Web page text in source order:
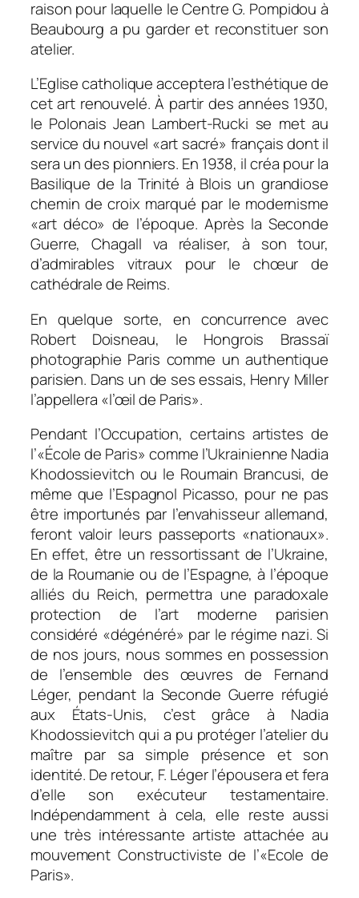
raison pour laquelle le Centre G. Pompidou à
Beaubourg a pu garder et reconstituer son
atelier.
L’Eglise catholique acceptera l’esthétique de
cet art renouvelé. À partir des années 1930,
le Polonais Jean Lambert-Rucki se met au
service du nouvel «art sacré» français dont il
sera un des pionniers. En 1938, il créa pour la
Basilique de la Trinité à Blois un grandiose
chemin de croix marqué par le modernisme
«art déco» de l’époque. Après la Seconde
Guerre, Chagall va réaliser, à son tour,
d’admirables vitraux pour le chœur de
cathédrale de Reims.
En quelque sorte, en concurrence avec
Robert Doisneau, le Hongrois Brassaï
photographie Paris comme un authentique
parisien. Dans un de ses essais, Henry Miller
l’appellera «l’œil de Paris».
Pendant l’Occupation, certains artistes de
l’«École de Paris» comme l’Ukrainienne Nadia
Khodossievitch ou le Roumain Brancusi, de
même que l’Espagnol Picasso, pour ne pas
être importunés par l’envahisseur allemand,
feront valoir leurs passeports «nationaux».
En effet, être un ressortissant de l’Ukraine,
de la Roumanie ou de l’Espagne, à l’époque
alliés du Reich, permettra une paradoxale
protection de l’art moderne parisien
considéré «dégénéré» par le régime nazi. Si
de nos jours, nous sommes en possession
de l’ensemble des œuvres de Fernand
Léger, pendant la Seconde Guerre réfugié
aux États-Unis, c’est grâce à Nadia
Khodossievitch qui a pu protéger l’atelier du
maître par sa simple présence et son
identité. De retour, F. Léger l’épousera et fera
d’elle son exécuteur testamentaire.
Indépendamment à cela, elle reste aussi
une très intéressante artiste attachée au
mouvement Constructiviste de l’«Ecole de
Paris».